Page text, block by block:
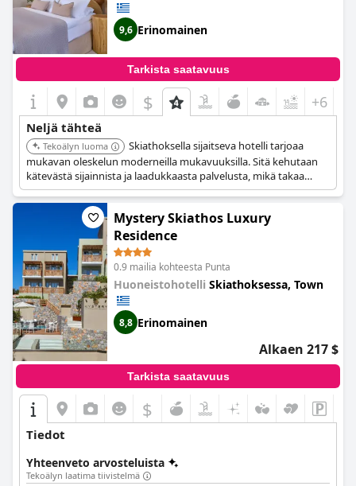
9,6 Erinomainen
Tarkista saatavuus
$ +6
Neljä tähteä
Tekoälyn luoma
Skiathoksella sijaitseva hotelli tarjoaa
mukavan oleskelun moderneilla mukavuuksilla. Sitä kehutaan
kätevästä sijainnista ja laadukkaasta palvelusta, mikä takaa
miellyttävän kokemuksen vieraille.
Mystery Skiathos Luxury
Residence
0.9 mailia kohteesta Punta
Huoneistohotelli Skiathoksessa, Town
8,8 Erinomainen
Alkaen 217 $
Tarkista saatavuus
$
Tiedot
Yhteenveto arvosteluista
Tekoälyn laatima tiivistelmä